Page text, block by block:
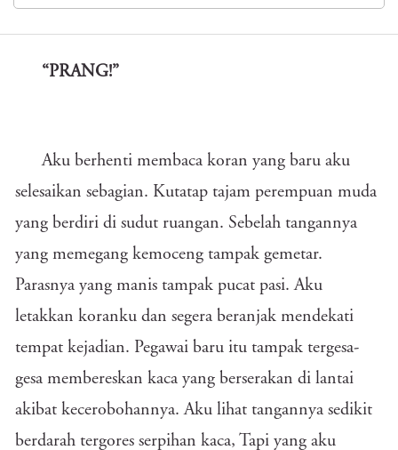
“PRANG!”
Aku berhenti membaca koran yang baru aku
selesaikan sebagian. Kutatap tajam perempuan muda
yang berdiri di sudut ruangan. Sebelah tangannya
yang memegang kemoceng tampak gemetar.
Parasnya yang manis tampak pucat pasi. Aku
letakkan koranku dan segera beranjak mendekati
tempat kejadian. Pegawai baru itu tampak tergesa-
gesa membereskan kaca yang berserakan di lantai
akibat kecerobohannya. Aku lihat tangannya sedikit
berdarah tergores serpihan kaca, Tapi yang aku